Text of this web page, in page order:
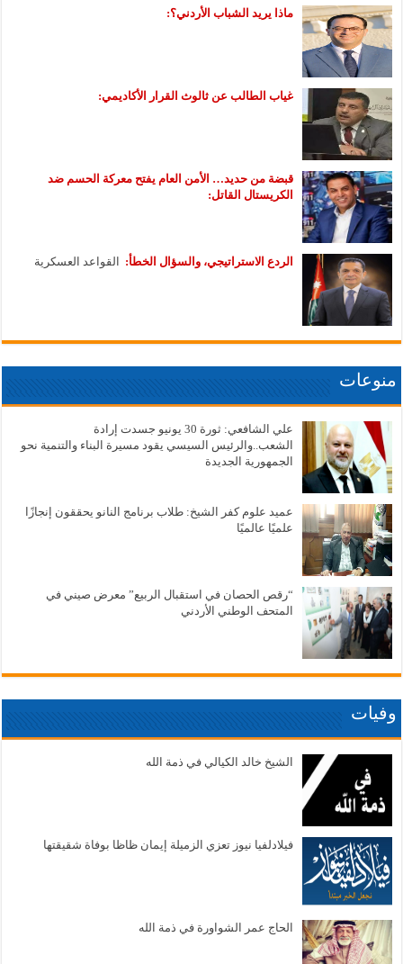
ماذا يريد الشباب الأردني؟:
غياب الطالب عن ثالوث القرار الأكاديمي:
قبضة من حديد… الأمن العام يفتح معركة الحسم ضد
الكريستال القاتل:
الردع الاستراتيجي، والسؤال الخطأ: القواعد العسكرية
منوعات
علي الشافعي: ثورة 30 يونيو جسدت إرادة
الشعب..والرئيس السيسي يقود مسيرة البناء والتنمية نحو
الجمهورية الجديدة
عميد علوم كفر الشيخ: طلاب برنامج النانو يحققون إنجازًا
علميًا عالميًا
“رقص الحصان في استقبال الربيع” معرض صيني في
المتحف الوطني الأردني
وفيات
الشيخ خالد الكيالي في ذمة الله
فيلادلفيا نيوز تعزي الزميلة إيمان ظاظا بوفاة شقيقتها
الحاج عمر الشواورة في ذمة الله